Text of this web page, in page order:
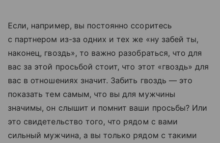
Если, например, вы постоянно ссоритесь
с партнeром из-за одних и тех же «ну забей ты,
наконец, гвоздь», то важно разобраться, что для
вас за этой просьбой стоит, что этот «гвоздь» для
вас в отношениях значит. Забить гвоздь — это
показать тем самым, что вы для мужчины
значимы, он слышит и помнит ваши просьбы? Или
это свидетельство того, что рядом с вами
сильный мужчина, а вы только рядом с такими